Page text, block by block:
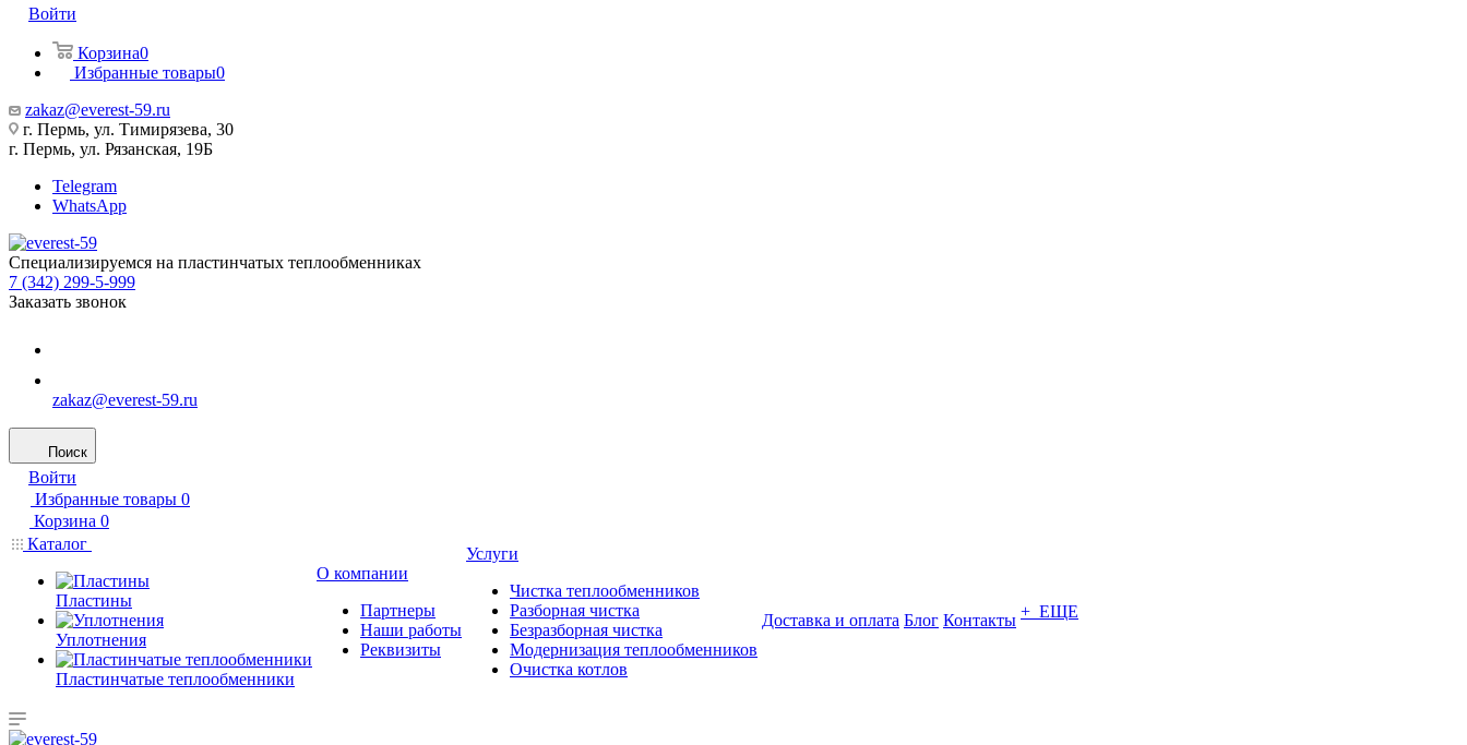
Войти
Корзина0
Избранные товары0
zakaz@everest-59.ru
г. Пермь, ул. Тимирязева, 30
г. Пермь, ул. Рязанская, 19Б
Telegram
WhatsApp
Специализируемся на пластинчатых теплообменниках
7 (342) 299-5-999
Заказать звонок
zakaz@everest-59.ru
Поиск
Войти
Избранные товары 0
Корзина 0
Каталог
Пластины
Уплотнения
Пластинчатые теплообменники
О компании
Партнеры
Наши работы
Реквизиты
Услуги
Чистка теплообменников
Разборная чистка
Безразборная чистка
Модернизация теплообменников
Очистка котлов
Доставка и оплата Блог Контакты + ЕЩЕ